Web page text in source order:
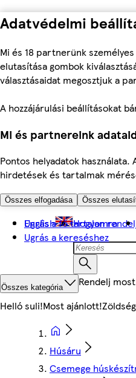
Adatvédelmi
Mi és 18 partnerünk
elutasítása gombok
választásaidat megosztjuk a
A hozzájárulási beállításokat
Mi és partnereink
Pontos helyadatok
hirdetések és tartalmak
Összes elfogadása Összes
Ugrás a fő tartalomra
Ugrás a kereséshez
English Hogyan
Összes kategória Rendelj
Helló suli!Most ajánlott!
Húsáru
Csemege